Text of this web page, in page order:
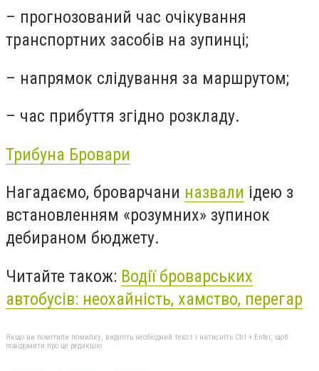
– прогнозований час очікування
транспортних засобів на зупинці;
– напрямок слідування за маршрутом;
– час прибуття згідно розкладу.
Трибуна Бровари
Нагадаємо, броварчани назвали ідею з
встановленням «розумних» зупинок
дебираном бюджету.
Читайте також: Водії броварських
автобусів: неохайність, хамство, перегар
Якщо ви помітили помилку, виділіть необхідний текст і натисніть Ctrl + Enter, щоб
повідомити про це редакцію